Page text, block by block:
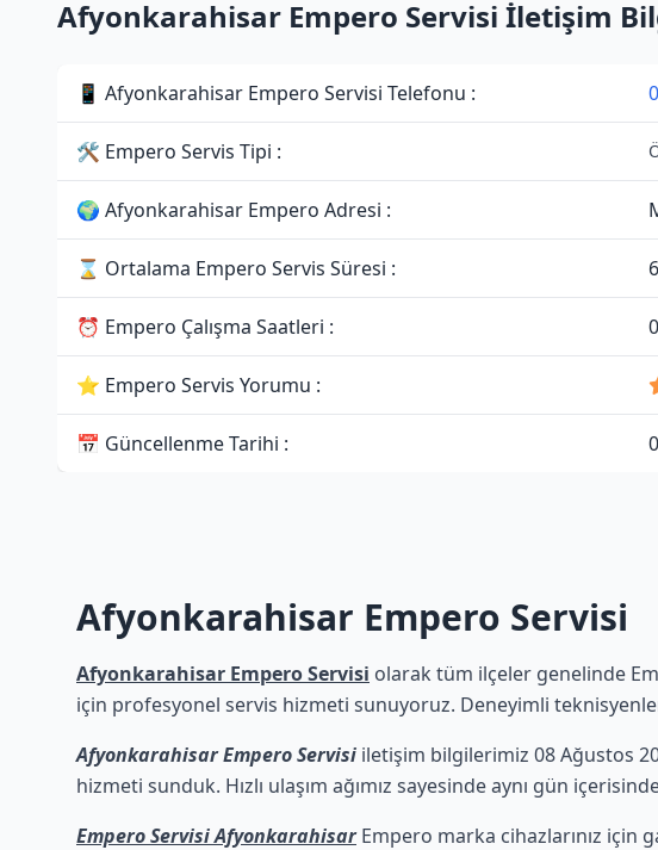
Afyonkarahisar Empero Servisi İletişim
📱 Afyonkarahisar Empero Servisi Telefonu :
🛠 Empero Servis Tipi :
🌍 Afyonkarahisar Empero Adresi :
⌛ Ortalama Empero Servis Süresi :
⏰ Empero Çalışma Saatleri :
⭐ Empero Servis Yorumu :
📅 Güncellenme Tarihi :
Afyonkarahisar Empero Servisi
Afyonkarahisar Empero Servisi olarak tüm ilçeler genelinde
için profesyonel servis hizmeti sunuyoruz. Deneyimli
Afyonkarahisar Empero Servisi iletişim bilgilerimiz 08 Ağustos
hizmeti sunduk. Hızlı ulaşım ağımız sayesinde aynı gün
Empero Servisi AfyonkarahisarEmpero marka cihazlarınız için